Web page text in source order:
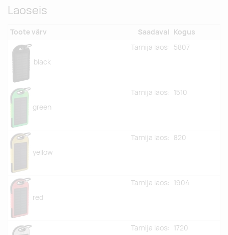
Laoseis
Toote värv Saadaval Kogus
black
Tarnija laos: 5807
green
Tarnija laos: 1510
yellow
Tarnija laos: 820
red
Tarnija laos: 1904
Tarnija laos: 1720